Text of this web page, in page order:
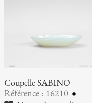
Coupelle SABINO
Référence : 16210